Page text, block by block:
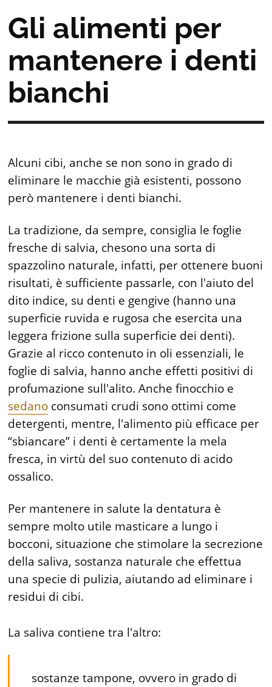
Gli alimenti per
mantenere i denti
bianchi
Alcuni cibi, anche se non sono in grado di
eliminare le macchie già esistenti, possono
però mantenere i denti bianchi.
La tradizione, da sempre, consiglia le foglie
fresche di salvia, chesono una sorta di
spazzolino naturale, infatti, per ottenere buoni
risultati, è sufficiente passarle, con l'aiuto del
dito indice, su denti e gengive (hanno una
superficie ruvida e rugosa che esercita una
leggera frizione sulla superficie dei denti).
Grazie al ricco contenuto in oli essenziali, le
foglie di salvia, hanno anche effetti positivi di
profumazione sull'alito. Anche finocchio e
sedano consumati crudi sono ottimi come
detergenti, mentre, l'alimento più efficace per
“sbiancare” i denti è certamente la mela
fresca, in virtù del suo contenuto di acido
ossalico.
Per mantenere in salute la dentatura è
sempre molto utile masticare a lungo i
bocconi, situazione che stimolare la secrezione
della saliva, sostanza naturale che effettua
una specie di pulizia, aiutando ad eliminare i
residui di cibi.
La saliva contiene tra l'altro:
sostanze tampone, ovvero in grado di